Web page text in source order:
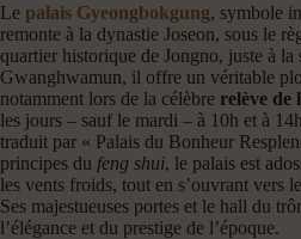
Le palais Gyeongbokgung, symbole
remonte à la dynastie Joseon, sous le
quartier historique de Jongno, juste à la
Gwanghwamun, il offre un véritable
notamment lors de la célèbre relève de
les jours – sauf le mardi – à 10h et à
traduit par « Palais du Bonheur
principes du feng shui, le palais est
les vents froids, tout en s’ouvrant vers
Ses majestueuses portes et le hall du
l’élégance et du prestige de l’époque.